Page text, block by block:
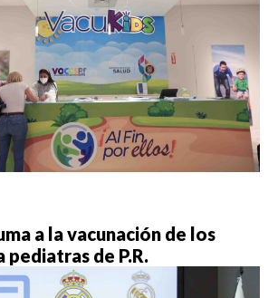
a la vacunación de los
pediatras de P.R.